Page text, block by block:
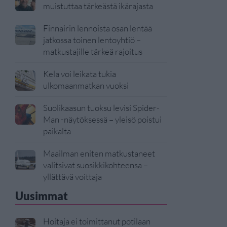
muistuttaa tärkeästä ikärajasta
Finnairin lennoista osan lentää
jatkossa toinen lentoyhtiö –
matkustajille tärkeä rajoitus
Kela voi leikata tukia
ulkomaanmatkan vuoksi
Suolikaasun tuoksu levisi Spider-
Man -näytöksessä – yleisö poistui
paikalta
Maailman eniten matkustaneet
valitsivat suosikkikohteensa –
yllättävä voittaja
Uusimmat
Hoitaja ei toimittanut potilaan